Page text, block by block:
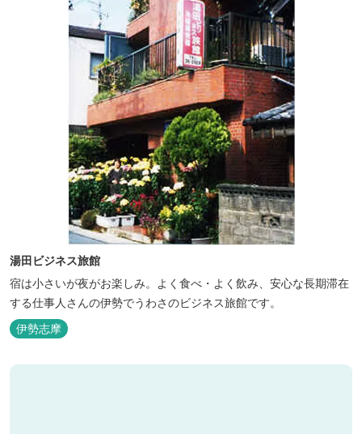
湯田ビジネス旅館
宿は小さいが夜がお楽しみ。よく食べ・よく飲み、安心な長期滞在
する仕事人さんの伊勢でうわさのビジネス旅館です。
伊勢志摩